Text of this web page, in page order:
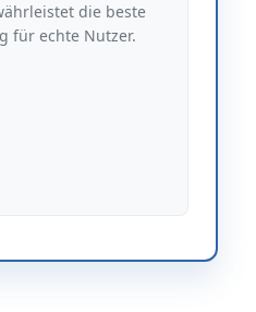
die beste
für echte Nutzer.